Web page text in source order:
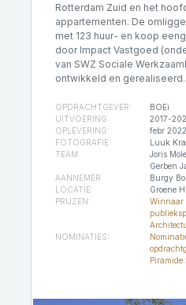
Rotterdam Zuid en het
appartementen. De
met 123 huur- en koop
door Impact Vastgoed
van SWZ Sociale
ontwikkeld en gerealiseerd.
OPDRACHTGEVER:
BOEi
UITVOERING:
2017-
OPLEVERING:
febr 2022
FOTOGRAFIE:
Luuk
TEAM:
Joris
Gerben
AANNEMER:
Burgy
LOCATIE:
Groene
PRIJZEN:
Winnaar
NOMINATIES:
Piramide